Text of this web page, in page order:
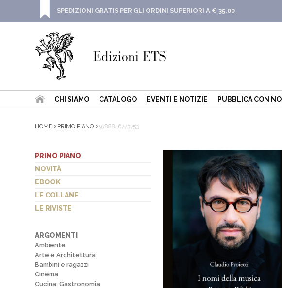
SPEDIZIONI GRATIS PER GLI ORDINI SUPERIORI A € 35,00
CHI SIAMO CATALOGO EVENTI E NOTIZIE PUBBLICA CON NOI
HOME PRIMO PIANO 9788846773753
PRIMO PIANO
NOVITÀ
EBOOK
LE COLLANE
LE RIVISTE
ARGOMENTI
Ambiente
Arte e Architettura
Bambini e ragazzi
Cinema
Cucina, Gastronomia